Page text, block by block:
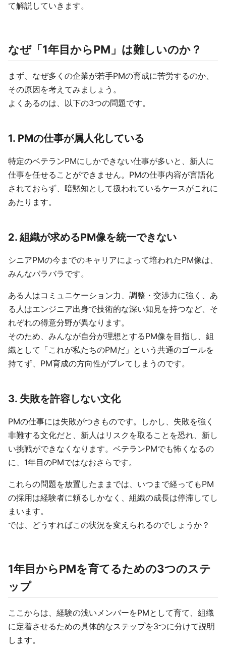
て解説していきます。
なぜ「1年目からPM」は難しいのか？
まず、なぜ多くの企業が若手PMの育成に苦労するのか、
その原因を考えてみましょう。
よくあるのは、以下の3つの問題です。
1. PMの仕事が属人化している
特定のベテランPMにしかできない仕事が多いと、新人に
仕事を任せることができません。PMの仕事内容が言語化
されておらず、暗黙知として扱われているケースがこれに
あたります。
2. 組織が求めるPM像を統一できない
シニアPMの今までのキャリアによって培われたPM像は、
みんなバラバラです。
ある人はコミュニケーション力、調整・交渉力に強く、あ
る人はエンジニア出身で技術的な深い知見を持つなど、そ
れぞれの得意分野が異なります。
そのため、みんなが自分が理想とするPM像を目指し、組
織として「これが私たちのPMだ」という共通のゴールを
持てず、PM育成の方向性がブレてしまうのです。
3. 失敗を許容しない文化
PMの仕事には失敗がつきものです。しかし、失敗を強く
非難する文化だと、新人はリスクを取ることを恐れ、新し
い挑戦ができなくなります。ベテランPMでも怖くなるの
に、1年目のPMではなおさらです。
これらの問題を放置したままでは、いつまで経ってもPM
の採用は経験者に頼るしかなく、組織の成長は停滞してし
まいます。
では、どうすればこの状況を変えられるのでしょうか？
1年目からPMを育てるための3つのステ
ップ
ここからは、経験の浅いメンバーをPMとして育て、組織
に定着させるための具体的なステップを3つに分けて説明
します。